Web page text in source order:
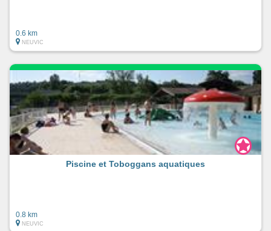
0.6 km
NEUVIC
Piscine et Toboggans aquatiques
0.8 km
NEUVIC